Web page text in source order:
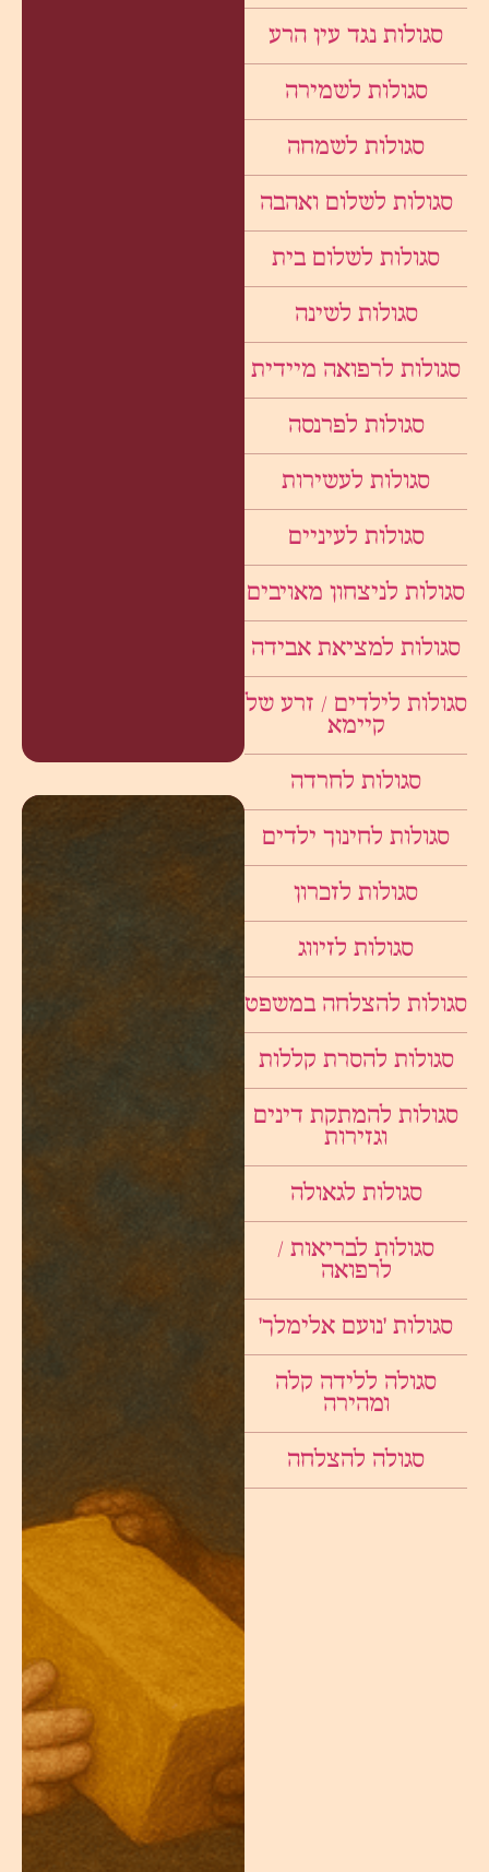
סגולות נגד עין הרע
סגולות לשמירה
סגולות לשמחה
סגולות לשלום ואהבה
סגולות לשלום בית
סגולות לשינה
סגולות לרפואה מיידית
סגולות לפרנסה
סגולות לעשירות
סגולות לעיניים
סגולות לניצחון מאויבים
סגולות למציאת אבידה
סגולות לילדים / זרע של
קיימא
סגולות לחרדה
סגולות לחינוך ילדים
סגולות לזכרון
סגולות לזיווג
סגולות להצלחה במשפט
סגולות להסרת קללות
סגולות להמתקת דינים
וגזירות
סגולות לגאולה
סגולות לבריאות /
לרפואה
סגולות ׳נועם אלימלך׳
סגולה ללידה קלה
ומהירה
סגולה להצלחה